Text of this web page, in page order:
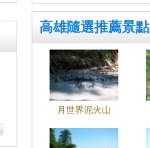
高雄隨選推薦景點
月世界泥火山